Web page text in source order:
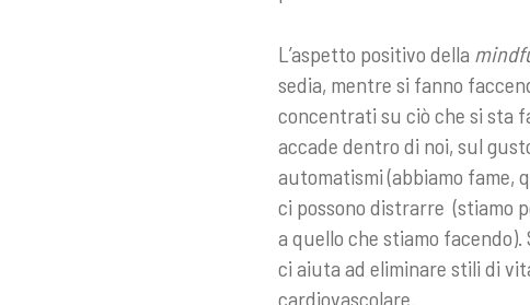
L’aspetto positivo della
sedia, mentre si fanno
concentrati su ciò che si sta
accade dentro di noi, sul
automatismi (abbiamo fame,
ci possono distrarre (stiamo
a quello che stiamo
ci aiuta ad eliminare stili di
cardiovascolare.